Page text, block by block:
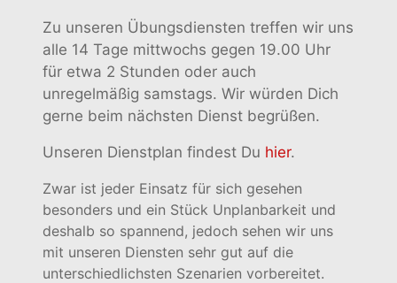
Zu unseren Übungsdiensten treffen wir uns
alle 14 Tage mittwochs gegen 19.00 Uhr
für etwa 2 Stunden oder auch
unregelmäßig samstags. Wir würden Dich
gerne beim nächsten Dienst begrüßen.
Unseren Dienstplan findest Du hier.
Zwar ist jeder Einsatz für sich gesehen
besonders und ein Stück Unplanbarkeit und
deshalb so spannend, jedoch sehen wir uns
mit unseren Diensten sehr gut auf die
unterschiedlichsten Szenarien vorbereitet.